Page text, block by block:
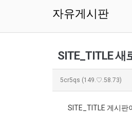
자유게시판
SITE_TITLE 새
5cr5qs (149.♡.58.73)
SITE_TITLE 게시판